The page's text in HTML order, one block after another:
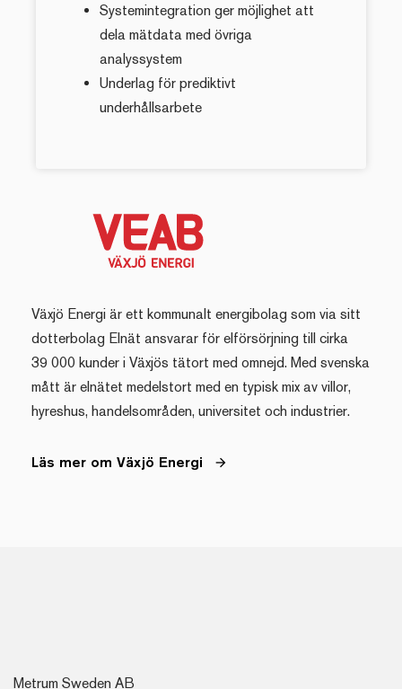
Systemintegration ger möjlighet att
dela mätdata med övriga
analyssystem
Underlag för prediktivt
underhållsarbete
Växjö Energi är ett kommunalt energibolag som via sitt
dotterbolag Elnät ansvarar för elförsörjning till cirka
39 000 kunder i Växjös tätort med omnejd. Med svenska
mått är elnätet medelstort med en typisk mix av villor,
hyreshus, handelsområden, universitet och industrier.
Läs mer om Växjö Energi
Metrum Sweden AB